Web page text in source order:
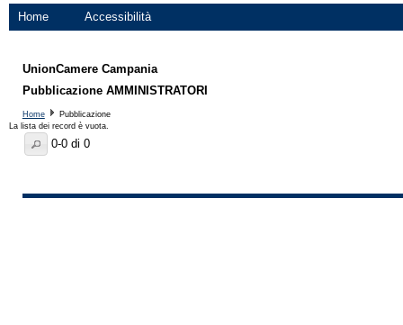
Home Accessibilità
UnionCamere Campania
Pubblicazione AMMINISTRATORI
Home
Pubblicazione
La lista dei record è vuota.
0-0 di 0